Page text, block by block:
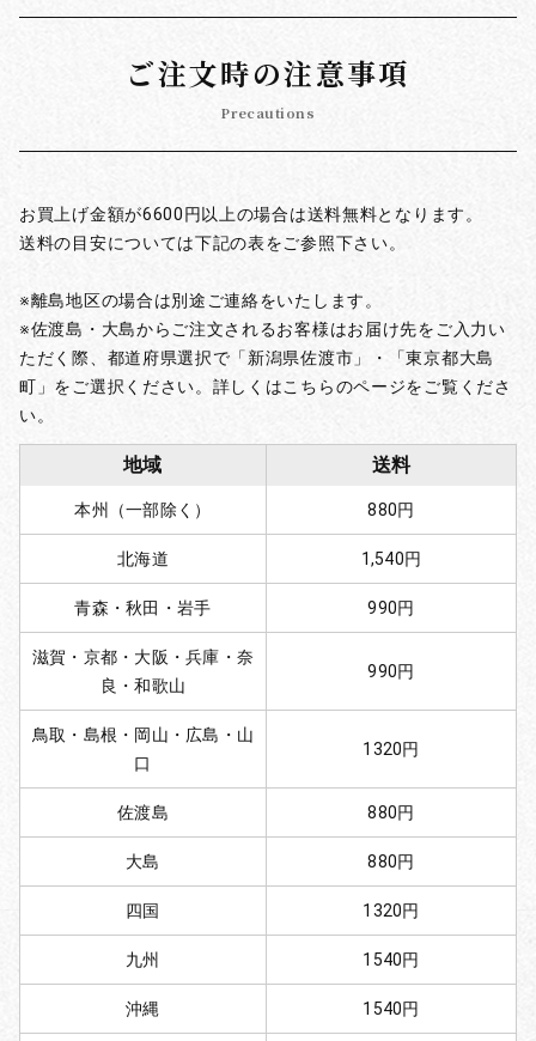
ご注文時の注意事項
Precautions
お買上げ金額が6600円以上の場合は送料無料となります。
送料の目安については下記の表をご参照下さい。
※離島地区の場合は別途ご連絡をいたします。
※佐渡島・大島からご注文されるお客様はお届け先をご入力い
ただく際、都道府県選択で「新潟県佐渡市」・「東京都大島
町」をご選択ください。詳しくはこちらのページをご覧くださ
い。
地域 送料
本州（一部除く） 880円
北海道 1,540円
青森・秋田・岩手 990円
滋賀・京都・大阪・兵庫・奈
良・和歌山
990円
鳥取・島根・岡山・広島・山
口
1320円
佐渡島 880円
大島 880円
四国 1320円
九州 1540円
沖縄 1540円